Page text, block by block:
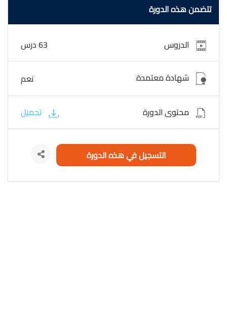
اليومية أو تقديمها كهدية مميزة,الدورة مجانية وبشهادة
معتمدة. How to make a pencil case out of paper
تتضمن هذه الدورة
الدروس 63 درس
شهادة معتمدة نعم
محتوى الدورة تحميل
التسجيل في هذه الدورة